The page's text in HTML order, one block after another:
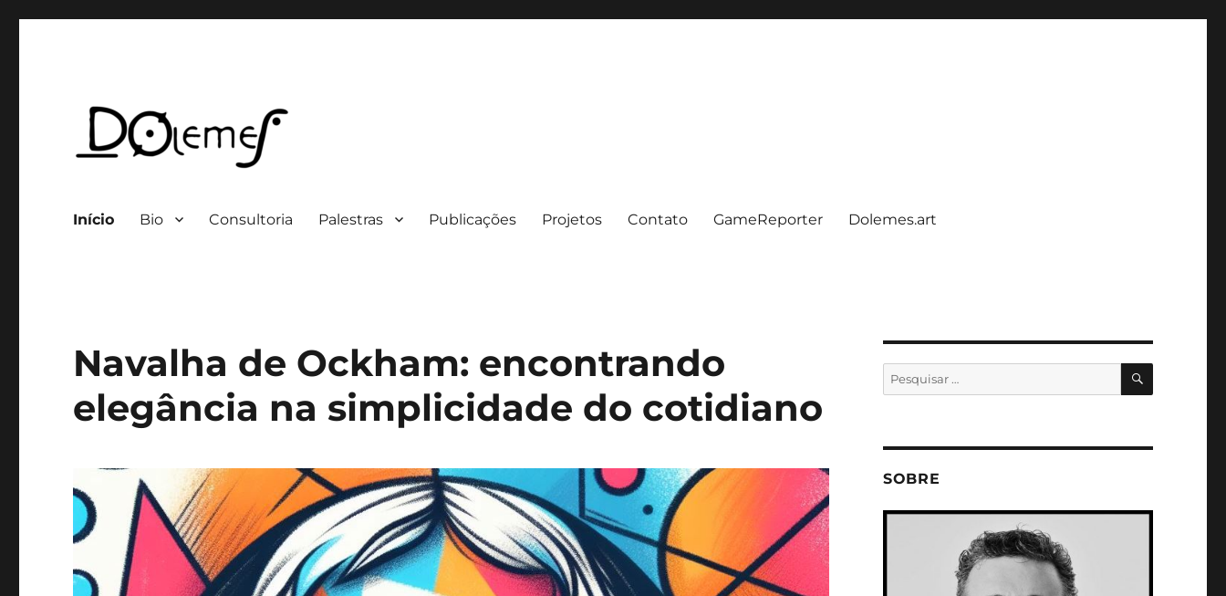
Início Bio Consultoria Palestras Publicações Projetos Contato GameReporter Dolemes.art
Navalha de Ockham: encontrando
elegância na simplicidade do cotidiano
Pesquisar
por:
SOBRE